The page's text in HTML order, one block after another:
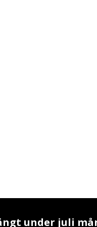
under juli